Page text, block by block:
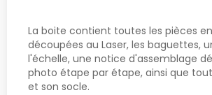
La boite contient toutes les pièces
découpées au Laser, les baguettes,
l'échelle, une notice d'assemblage
photo étape par étape, ainsi que
et son socle.